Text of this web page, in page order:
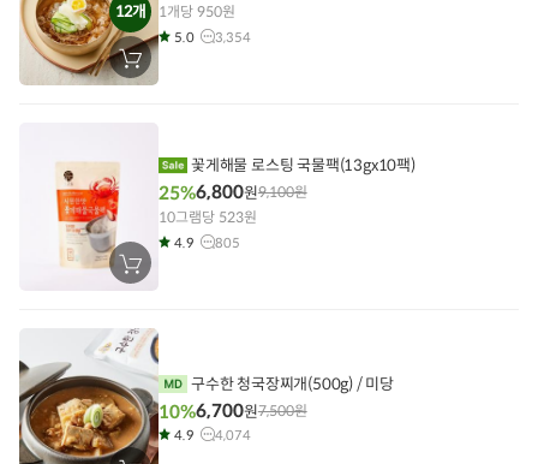
12개
장
바
1개당 950원
5.0 3,354
장
바
에
담
기
꽃게해물 로스팅 국물팩(13gx10팩)
25%6,800원9,100원
10그램당 523원
4.9 805
구수한 청국장찌개(500g) / 미당
10%6,700원7,500원
4.9 4,074